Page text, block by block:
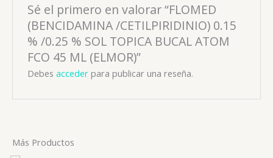
Sé el primero en valorar “FLOMED
(BENCIDAMINA /CETILPIRIDINIO) 0.15
% /0.25 % SOL TOPICA BUCAL ATOM
FCO 45 ML (ELMOR)”
Debesacceder para publicar una reseña.
Más Productos